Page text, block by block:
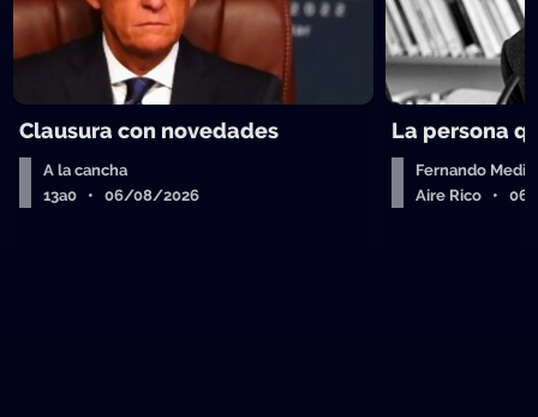
Clausura con novedades
A la cancha
13a0 • 06/08/2026
La persona
Fernando
Aire Rico •